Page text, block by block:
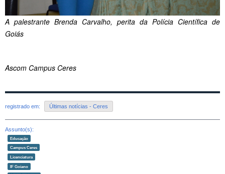
A palestrante Brenda Carvalho, perita da Polícia Científica de
Goiás
Ascom Campus Ceres
registrado em: Últimas notícias - Ceres
Assunto(s):
Educação
Campus Ceres
Licenciatura
IF Goiano